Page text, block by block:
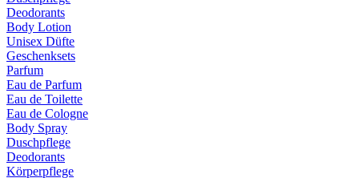
Deodorants
Body Lotion
Unisex Düfte
Geschenksets
Parfum
Eau de Parfum
Eau de Toilette
Eau de Cologne
Body Spray
Duschpflege
Deodorants
Körperpflege